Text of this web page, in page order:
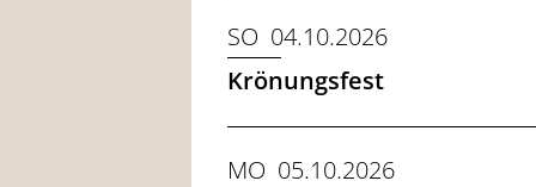
SO 04.10.2026
Krönungsfest
MO 05.10.2026